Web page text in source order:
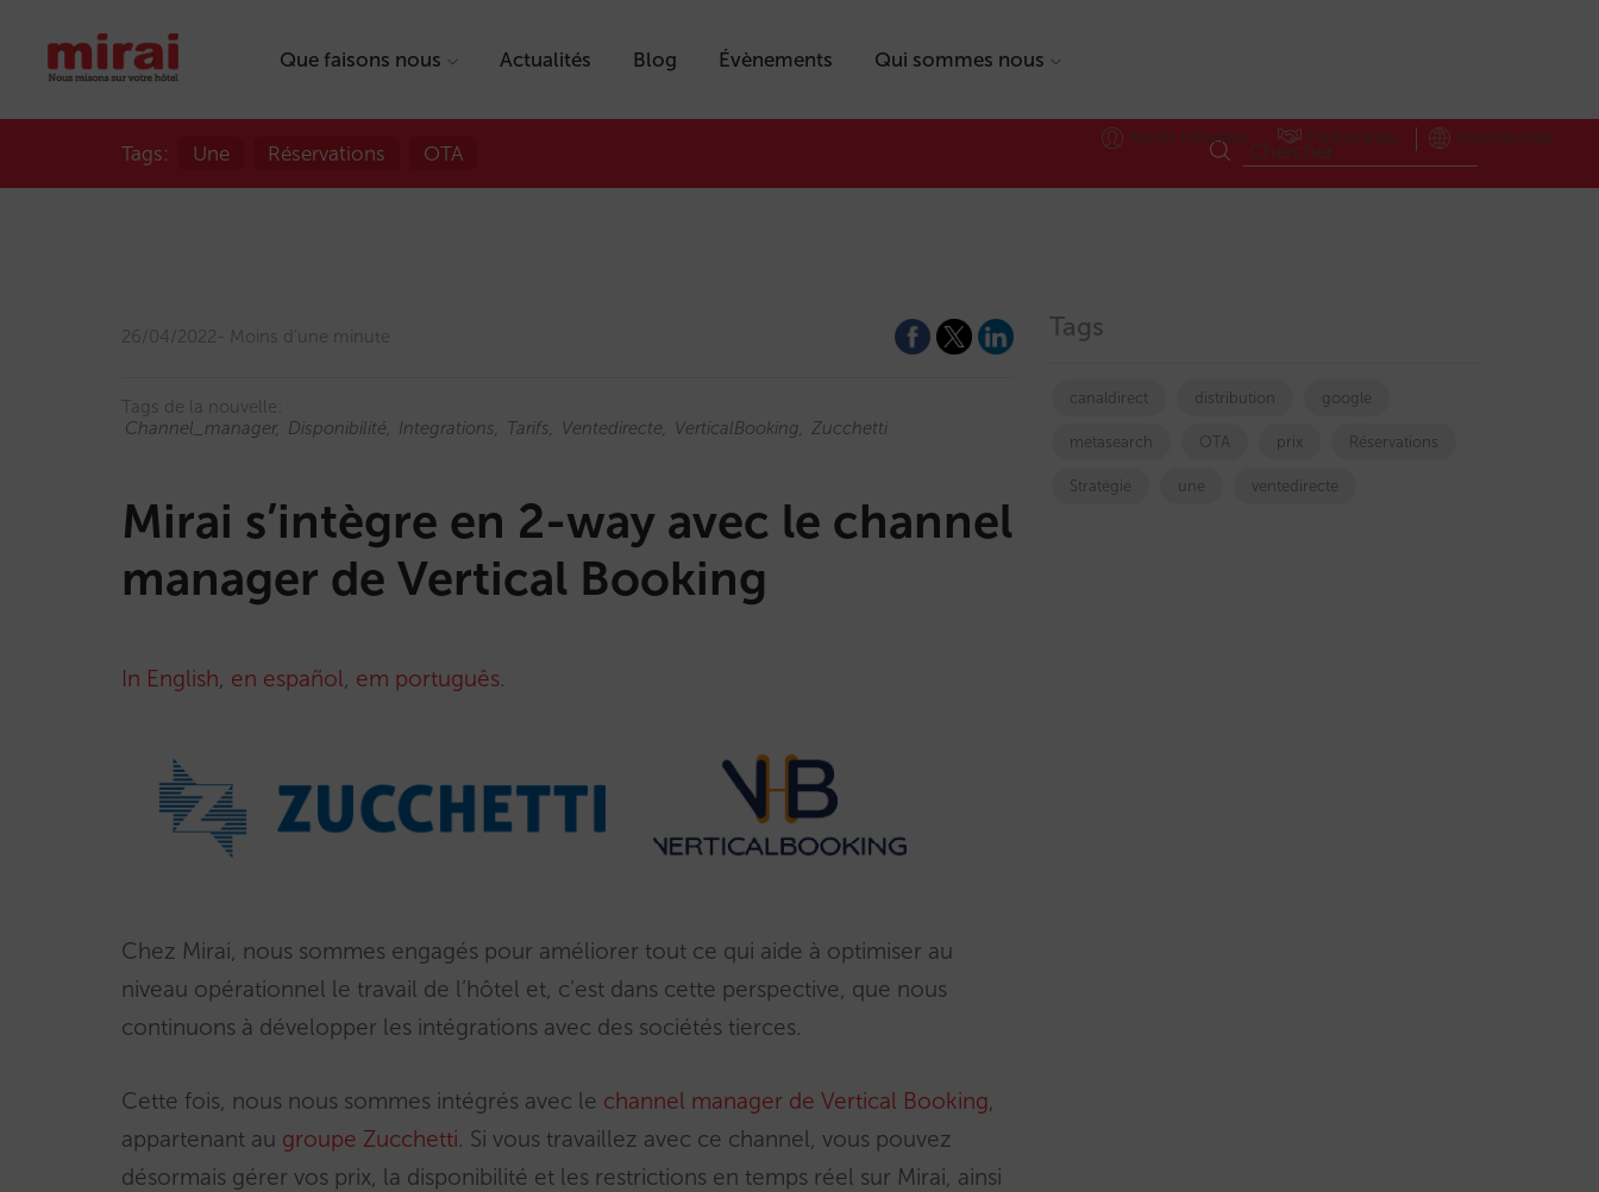
Que faisons nous Actualités Blog Évènements Qui sommes nous
Accès Hôteliers Partnerships International
Tags: Une Réservations OTA
26/04/2022 Moins d'une minute
Tags de la nouvelle:
Channel_manager
Disponibilité Integrations Tarifs Ventedirecte VerticalBooking Zucchetti
Mirai s’intègre en 2-way avec le channel
manager de Vertical Booking
In English, en español, em português.
Chez Mirai, nous sommes engagés pour améliorer tout ce qui aide à optimiser au
niveau opérationnel le travail de l’hôtel et, c’est dans cette perspective, que nous
continuons à développer les intégrations avec des sociétés tierces.
Cette fois, nous nous sommes intégrés avec le channel manager de Vertical Booking,
appartenant au groupe Zucchetti. Si vous travaillez avec ce channel, vous pouvez
désormais gérer vos prix, la disponibilité et les restrictions en temps réel sur Mirai, ainsi
Tags
canaldirect distribution google
metasearch OTA prix Réservations
Stratégie une ventedirecte